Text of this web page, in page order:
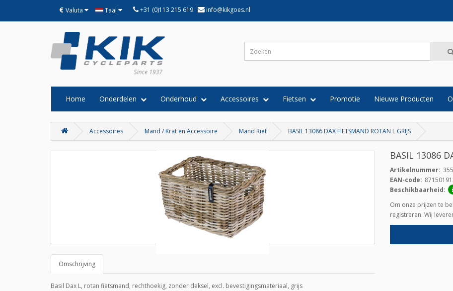
€ Valuta Taal +31 (0)113 215 619 info@kikgoes.nl
Home Onderdelen Onderhoud Accessoires Fietsen Promotie Nieuwe Producten
Accessoires Mand / Krat en Accessoire Mand Riet BASIL 13086 DAX FIETSMAND ROTAN L GRIJS
Omschrijving
Basil Dax L, rotan fietsmand, rechthoekig, zonder deksel, excl. bevestigingsmateriaal, grijs
BASIL 13086
Artikelnummer:
EAN-code:
Beschikbaarheid:
Om onze prijzen te
registreren. Wij